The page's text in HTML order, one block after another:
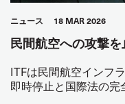
ニュース 18 MAR 2026
民間航空への攻撃
ITFは民間航空インフ
即時停止と国際法の完